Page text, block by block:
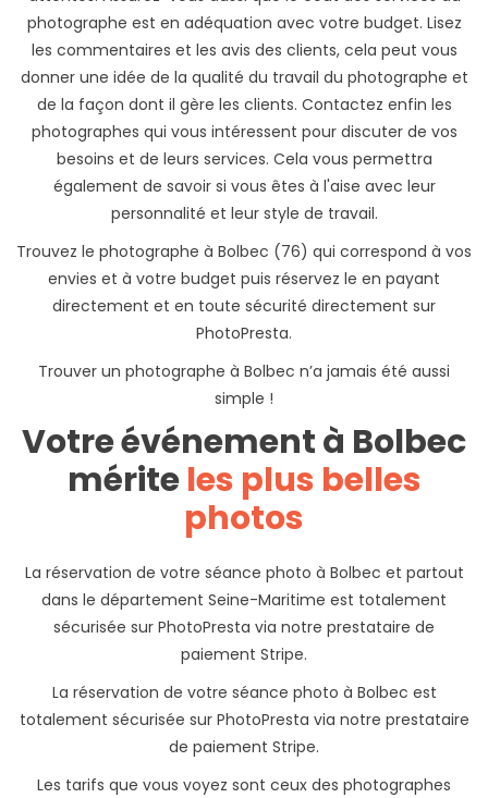
photographe est en adéquation avec votre budget. Lisez
les commentaires et les avis des clients, cela peut vous
donner une idée de la qualité du travail du photographe et
de la façon dont il gère les clients. Contactez enfin les
photographes qui vous intéressent pour discuter de vos
besoins et de leurs services. Cela vous permettra
également de savoir si vous êtes à l'aise avec leur
personnalité et leur style de travail.
Trouvez le photographe à Bolbec (76) qui correspond à vos
envies et à votre budget puis réservez le en payant
directement et en toute sécurité directement sur
PhotoPresta.
Trouver un photographe à Bolbec n’a jamais été aussi
simple !
Votre événement à Bolbec
mériteles plus belles
photos
La réservation de votre séance photo à Bolbec et partout
dans le département Seine-Maritime est totalement
sécurisée sur PhotoPresta via notre prestataire de
paiement Stripe.
La réservation de votre séance photo à Bolbec est
totalement sécurisée sur PhotoPresta via notre prestataire
de paiement Stripe.
Les tarifs que vous voyez sont ceux des photographes